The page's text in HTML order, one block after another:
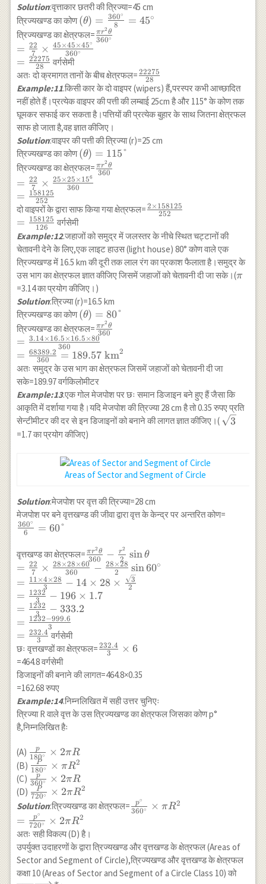
Solution:वृत्ताकार छतरी की त्रिज्या=45 cm
त्रिज्यखण्ड का कोण(\theta)=\frac{360^{\circ}}
{8}=45^{\circ}
(θ) = 8
360∘ = 45∘
त्रिज्यखण्ड का क्षेत्रफल=\frac{\pi r^2
\theta}
\\ =\frac{22}
{7} \times
\frac{45
\times 45
\times
45^{\circ}}
{360^{\circ}}
\\
=\frac{22275}
360∘
πr2 θ
= 7
22 × 360∘
45 ×45 ×45∘
= 28
22275 वर्गसेमी
अतः दो क्रमागत तानों के बीच क्षेत्रफल=\frac{22275}
{28}
28
22275
Example:11.किसी कार के दो वाइपर (wipers) हैं,परस्पर कभी आच्छादित
नहीं होते हैं।प्रत्येक वाइपर की पत्ती की लम्बाई 25cm है और 115° के कोण तक
घूमकर सफाई कर सकता है।पत्तियों की प्रत्येक बुहार के साथ जितना क्षेत्रफल
साफ हो जाता है,वह ज्ञात कीजिए।
Solution:वाइपर की पत्ती की त्रिज्या (r)=25 cm
त्रिज्यखण्ड का कोण(\theta)=115°
(θ) = 115°
त्रिज्यखण्ड का क्षेत्रफल=\frac{\pi r^2
\theta}{360}
{7} \times
\frac{25 \times
25 \times 15^6}
{360} \\
=\frac{158125}
{252}
360
πr2 θ
= 7
22 × 360
25 ×25 × 156
= 252
158125
दो वाइपरों के द्वारा साफ किया गया क्षेत्रफल=\frac{2 \times
\\
=\frac{158125}
{126}
252
2 × 158125
= 126
158125 वर्गसेमी
Example:12.जहाजों को समुद्र में जलस्तर के नीचे स्थित चट्टानों की
चेतावनी देने के लिए,एक लाइट हाउस (light house) 80° कोण वाले एक
त्रिज्यखण्ड में 16.5 km की दूरी तक लाल रंग का प्रकाश फैलाता है।समुद्र के
उस भाग का क्षेत्रफल ज्ञात कीजिए जिसमें जहाजों को चेतावनी दी जा सके।(\pi
π
=3.14 का प्रयोग कीजिए।)
Solution:त्रिज्या (r)=16.5 km
त्रिज्यखण्ड का कोण(\theta)=80°
(θ) = 80°
त्रिज्यखण्ड का क्षेत्रफल=\frac{\pi r^2
\theta}{360} \\
=\frac{3.14
\times 16.5
\times 16.5
\times 80}{360}
\\
=\frac{68389.2}
{360}=189.57
360
πr2 θ
= 360
3.14 × 16.5 × 16.5 ×80
= 360
68389.2 = 189.57 km2
अतः समुद्र के उस भाग का क्षेत्रफल जिसमें जहाजों को चेतावनी दी जा
सके=189.97 वर्गकिलोमीटर
Example:13.एक गोल मेजपोश पर छः समान डिजाइन बने हुए हैं जैसा कि
आकृति में दर्शाया गया है।यदि मेजपोश की त्रिज्या 28 cm है तो 0.35 रुपए प्रति
सेन्टीमीटर की दर से इन डिजाइनों को बनाने की लागत ज्ञात कीजिए।( \sqrt{3}
3
=1.7 का प्रयोग कीजिए)
Areas of Sector and Segment of Circle
Solution:मेजपोश पर वृत्त की त्रिज्या=28 cm
मेजपोश पर बने वृत्तखण्ड की जीवा द्वारा वृत्त के केन्द्र पर अन्तरित कोण=
6
360∘ = 60°
वृत्तखण्ड का क्षेत्रफल=\frac{\pi r^2
\theta}{360}-
\frac{r^2}{2}
\sin \theta \\
=\frac{22}{7}
\times 60}
{360}-\frac{28
\sin 60^{\circ}
\times 4 \times
28}{3}-14
1.7 \\
=\frac{1232}
=\frac{1232-
999.6}{3} \\
=\frac{232.4}
{3}
360
πr2 θ − 2
r2 sinθ
= 7
22 × 360
28 ×28 ×60 − 2
28 ×28 sin60∘
= 3
11 ×4 ×28 − 14 × 28 × 2
3
= 3
1232 − 196 × 1.7
=
3
1232 − 333.2
=
3
1232−999.6
= 3
232.4 वर्गसेमी
छः वृत्तखण्डों का क्षेत्रफल=\frac{232.4}
3
232.4 × 6
=464.8 वर्गसेमी
डिजाइनों की बनाने की लागत=464.8×0.35
=162.68 रुपए
Example:14.निम्नलिखित में सही उत्तर चुनिएः
त्रिज्या R वाले वृत्त के उस त्रिज्यखण्ड का क्षेत्रफल जिसका कोण p°
है,निम्नलिखित हैः
(A) \frac{p}
{180^{\circ}}
\times 2 \pi
R
180∘
p × 2πR
(B) \frac{P}
{180^{\circ}}
\times \pi
R^2
180∘
P × πR2
(C) \frac{p}
{360^{\circ}}
\times 2 \pi
R
360∘
p × 2πR
(D) \frac{P}
{720^{\circ}}
\times 2 \pi
R^2
720∘
P × 2πR2
Solution:त्रिज्यखण्ड का क्षेत्रफल=\frac{p^{\circ}}
{360^{\circ}}
=\frac{p^{\circ}}
{720^{\circ}}
\times 2 \pi R^2
360∘
p∘
× πR2
= 720∘
p∘
× 2πR2
अतः सही विकल्प (D) है।
उपर्युक्त उदाहरणों के द्वारा त्रिज्यखण्ड और वृत्तखण्ड के क्षेत्रफल (Areas of
Sector and Segment of Circle),त्रिज्यखण्ड और वृत्तखण्ड के क्षेत्रफल
कक्षा 10 (Areas of Sector and Segment of a Circle Class 10) को